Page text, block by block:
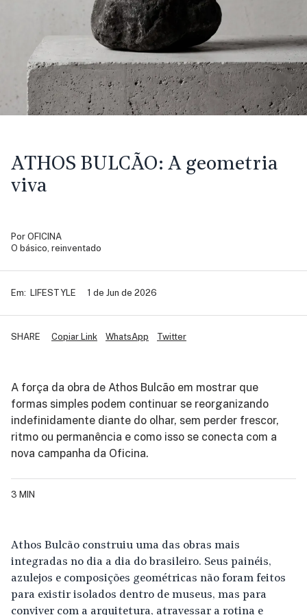
ATHOS BULCÃO: A geometria
viva
Por OFICINA
O básico, reinventado
Em: LIFESTYLE 1 de Jun de 2026
Copiar Link WhatsApp Twitter
SHARE
A força da obra de Athos Bulcão em mostrar que
formas simples podem continuar se reorganizando
indefinidamente diante do olhar, sem perder frescor,
ritmo ou permanência e como isso se conecta com a
nova campanha da Oficina.
3 MIN
Athos Bulcão construiu uma das obras mais
integradas no dia a dia do brasileiro. Seus painéis,
azulejos e composições geométricas não foram feitos
para existir isolados dentro de museus, mas para
conviver com a arquitetura, atravessar a rotina e